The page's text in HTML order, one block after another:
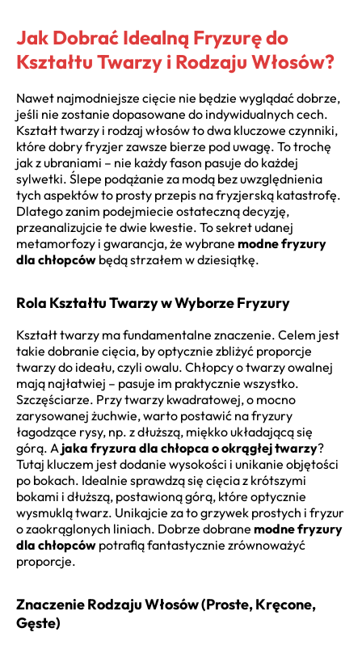
Jak Dobrać Idealną Fryzurę do
Kształtu Twarzy i Rodzaju Włosów?
Nawet najmodniejsze cięcie nie będzie wyglądać dobrze,
jeśli nie zostanie dopasowane do indywidualnych cech.
Kształt twarzy i rodzaj włosów to dwa kluczowe czynniki,
które dobry fryzjer zawsze bierze pod uwagę. To trochę
jak z ubraniami – nie każdy fason pasuje do każdej
sylwetki. Ślepe podążanie za modą bez uwzględnienia
tych aspektów to prosty przepis na fryzjerską katastrofę.
Dlatego zanim podejmiecie ostateczną decyzję,
przeanalizujcie te dwie kwestie. To sekret udanej
metamorfozy i gwarancja, że wybrane modne fryzury
dla chłopców będą strzałem w dziesiątkę.
Rola Kształtu Twarzy w Wyborze Fryzury
Kształt twarzy ma fundamentalne znaczenie. Celem jest
takie dobranie cięcia, by optycznie zbliżyć proporcje
twarzy do ideału, czyli owalu. Chłopcy o twarzy owalnej
mają najłatwiej – pasuje im praktycznie wszystko.
Szczęściarze. Przy twarzy kwadratowej, o mocno
zarysowanej żuchwie, warto postawić na fryzury
łagodzące rysy, np. z dłuższą, miękko układającą się
górą. A jaka fryzura dla chłopca o okrągłej twarzy?
Tutaj kluczem jest dodanie wysokości i unikanie objętości
po bokach. Idealnie sprawdzą się cięcia z krótszymi
bokami i dłuższą, postawioną górą, które optycznie
wysmuklą twarz. Unikajcie za to grzywek prostych i fryzur
o zaokrąglonych liniach. Dobrze dobrane modne fryzury
dla chłopców potrafią fantastycznie zrównoważyć
proporcje.
Znaczenie Rodzaju Włosów (Proste, Kręcone,
Gęste)